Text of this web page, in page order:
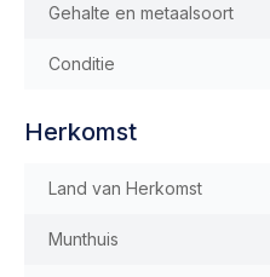
Gehalte en metaalsoort
Conditie
Herkomst
Land van Herkomst
Munthuis